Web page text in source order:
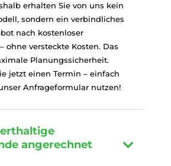
erhalten Sie von uns kein
sondern ein verbindliches
nach kostenloser
ohne versteckte Kosten. Das
Planungssicherheit.
jetzt einen Termin – einfach
Anfrageformular nutzen!
angerechnet